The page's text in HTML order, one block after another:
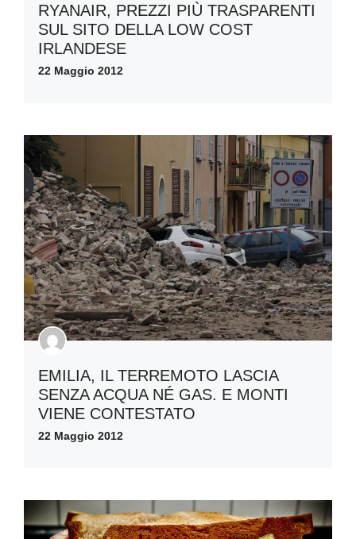
RYANAIR, PREZZI PIÙ TRASPARENTI
SUL SITO DELLA LOW COST
IRLANDESE
22 Maggio 2012
EMILIA, IL TERREMOTO LASCIA
SENZA ACQUA NÉ GAS. E MONTI
VIENE CONTESTATO
22 Maggio 2012